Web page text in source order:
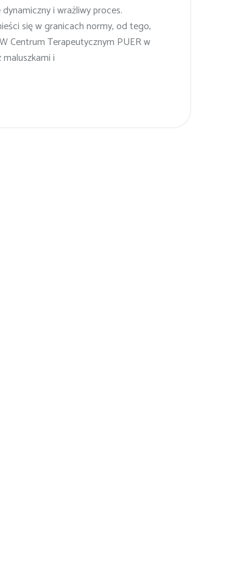
i wrażliwy proces.
się w granicach normy, od tego,
Centrum Terapeutycznym PUER w
i